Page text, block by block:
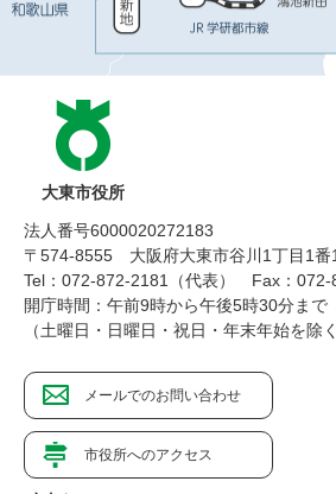
大東市役所
法人番号6000020272183
〒574-8555 大阪府大東市谷川1丁目1番
Tel：072-872-2181（代表）
Fax：072-
開庁時間：午前9時から午後5時30分まで
（土曜日・日曜日・祝日・年末年始を除く
メールでのお問い合わせ
市役所へのアクセス